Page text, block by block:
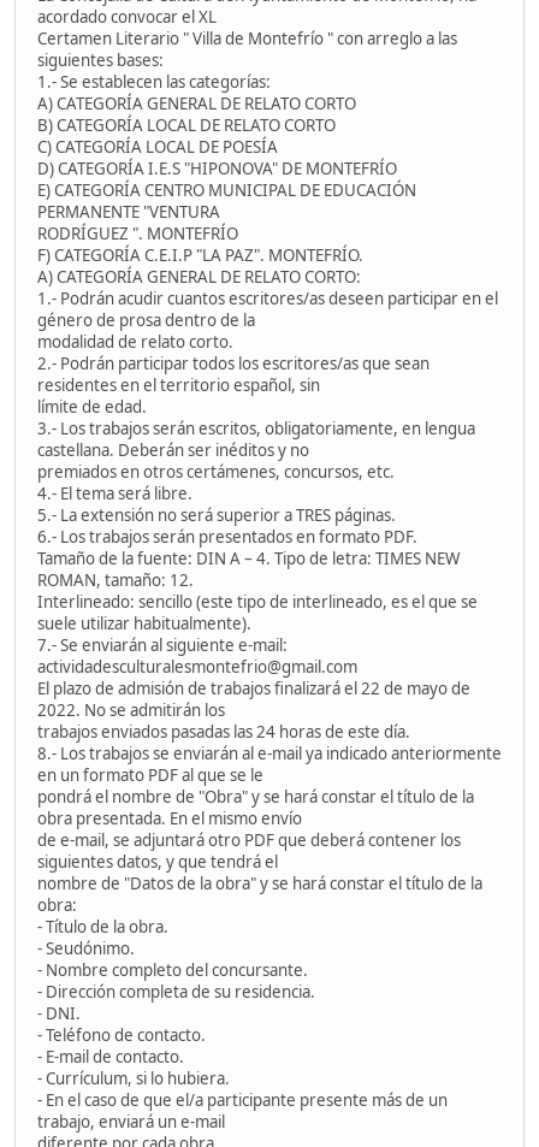
acordado convocar el XL
Certamen Literario " Villa de Montefrío " con arreglo a las
siguientes bases:
1.- Se establecen las categorías:
A) CATEGORÍA GENERAL DE RELATO CORTO
B) CATEGORÍA LOCAL DE RELATO CORTO
C) CATEGORÍA LOCAL DE POESÍA
D) CATEGORÍA I.E.S "HIPONOVA" DE MONTEFRÍO
E) CATEGORÍA CENTRO MUNICIPAL DE EDUCACIÓN
PERMANENTE "VENTURA
RODRÍGUEZ ". MONTEFRÍO
F) CATEGORÍA C.E.I.P "LA PAZ". MONTEFRÍO.
A) CATEGORÍA GENERAL DE RELATO CORTO:
1.- Podrán acudir cuantos escritores/as deseen participar en el
género de prosa dentro de la
modalidad de relato corto.
2.- Podrán participar todos los escritores/as que sean
residentes en el territorio español, sin
límite de edad.
3.- Los trabajos serán escritos, obligatoriamente, en lengua
castellana. Deberán ser inéditos y no
premiados en otros certámenes, concursos, etc.
4.- El tema será libre.
5.- La extensión no será superior a TRES páginas.
6.- Los trabajos serán presentados en formato PDF.
Tamaño de la fuente: DIN A – 4. Tipo de letra: TIMES NEW
ROMAN, tamaño: 12.
Interlineado: sencillo (este tipo de interlineado, es el que se
suele utilizar habitualmente).
7.- Se enviarán al siguiente e-mail:
actividadesculturalesmontefrio@gmail.com
El plazo de admisión de trabajos finalizará el 22 de mayo de
2022. No se admitirán los
trabajos enviados pasadas las 24 horas de este día.
8.- Los trabajos se enviarán al e-mail ya indicado anteriormente
en un formato PDF al que se le
pondrá el nombre de "Obra" y se hará constar el título de la
obra presentada. En el mismo envío
de e-mail, se adjuntará otro PDF que deberá contener los
siguientes datos, y que tendrá el
nombre de "Datos de la obra" y se hará constar el título de la
obra:
- Título de la obra.
- Seudónimo.
- Nombre completo del concursante.
- Dirección completa de su residencia.
- DNI.
- Teléfono de contacto.
- E-mail de contacto.
- Currículum, si lo hubiera.
- En el caso de que el/a participante presente más de un
trabajo, enviará un e-mail